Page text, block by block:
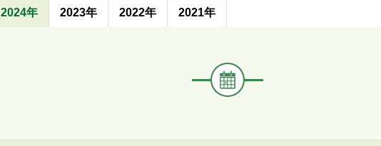
2024年 2023年 2022年 2021年
イ
ベ
ン